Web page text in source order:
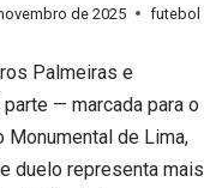
de 2025 futebol
Palmeiras e
— marcada para o
Monumental de Lima,
duelo representa mais